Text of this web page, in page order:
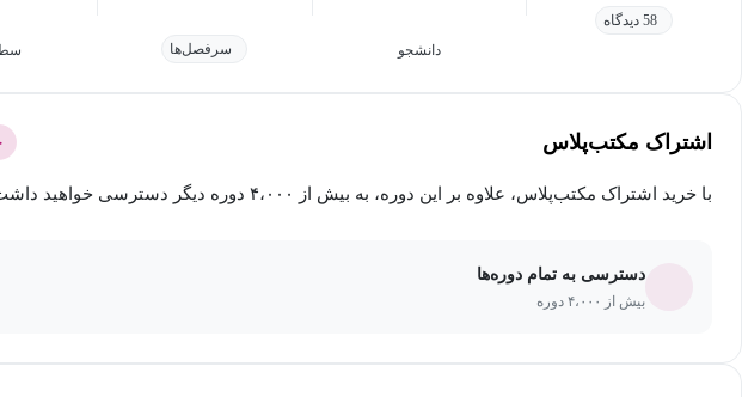
58 دیدگاه
دانشجو سرفصل‌ها
اشتراک مکتب‌پلاس
با خرید اشتراک مکتب‌پلاس، علاوه بر این دوره، به بیش از ۴،۰۰۰ دوره دیگر دسترسی خواهید داشت.
دسترسی به تمام دوره‌ها
بیش از ۴،۰۰۰ دوره